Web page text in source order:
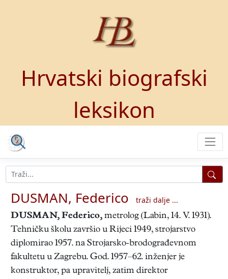
Hrvatski biografski
leksikon
DUSMAN, Federico
traži dalje ...
DUSMAN, Federico, metrolog (Labin, 14. V. 1931).
Tehničku školu završio u Rijeci 1949, strojarstvo
diplomirao 1957. na Strojarsko-brodograđevnom
fakultetu u Zagrebu. God. 1957–62. inženjer je
konstruktor, pa upravitelj, zatim direktor